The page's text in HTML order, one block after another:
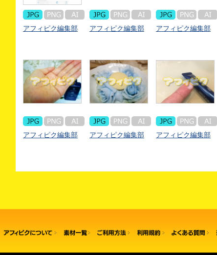
アフィピク編集部 アフィピク編集部 アフィピク編集部
アフィピク編集部 アフィピク編集部 アフィピク編集部